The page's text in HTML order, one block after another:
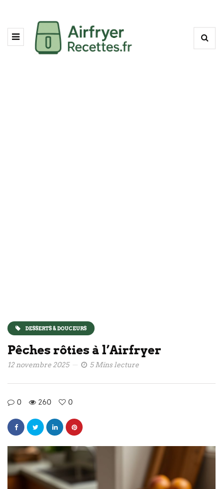
DESSERTS & DOUCEURS
Pêches rôties à l’Airfryer
12 novembre 2025 5 Mins lecture
0 260 0